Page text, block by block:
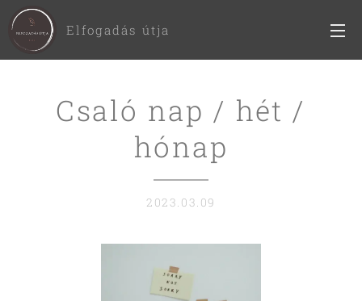
Elfogadás útja
Csaló nap / hét /
hónap
2023.03.09